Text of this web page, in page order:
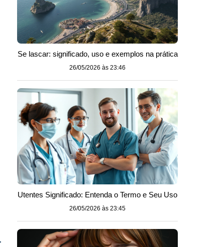
Se lascar: significado, uso e exemplos na prática
26/05/2026 às 23:46
Utentes Significado: Entenda o Termo e Seu Uso
26/05/2026 às 23:45